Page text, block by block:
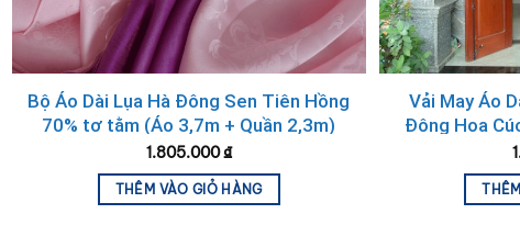
Chúng tôi tự hào cung cấp những dòngcà vạt lụa tơ tằm
Nâng tầm
Bộ Áo Dài Lụa Hà Đông Sen Tiên Hồng
70% tơ tằm (Áo 3,7m + Quần 2,3m)
1.805.000₫
THÊM VÀO GIỎ HÀNG
Vải May Áo
Đông Hoa